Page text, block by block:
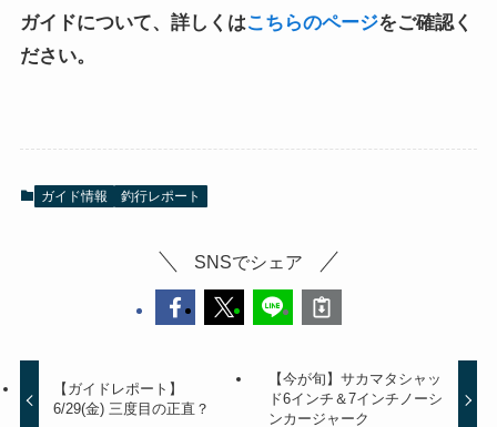
ガイドについて、詳しくはこちらのページをご確認く
ださい。
ガイド情報 釣行レポート
SNSでシェア
【ガイドレポート】
6/29(金) 三度目の正直？
【今が旬】サカマタシャッ
ド6インチ＆7インチノーシ
ンカージャーク